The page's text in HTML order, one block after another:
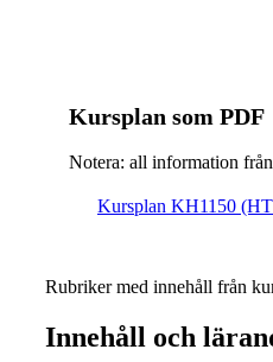
Kursplan som PDF
Notera: all information
Kursplan KH1150
Rubriker med innehåll från
Innehåll och